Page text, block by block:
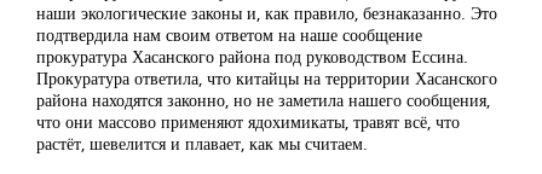
наши экологические законы и, как правило, безнаказанно. Это
подтвердила нам своим ответом на наше сообщение
прокуратура Хасанского района под руководством Ессина.
Прокуратура ответила, что китайцы на территории Хасанского
района находятся законно, но не заметила нашего сообщения,
что они массово применяют ядохимикаты, травят всё, что
растёт, шевелится и плавает, как мы считаем.